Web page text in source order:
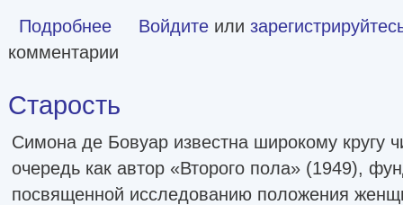
Подробнее о Основы социальной коммуникации. Лабиринты
Войдите или
комментарии
Старость
Симона де Бовуар известна широкому кругу
очередь как автор «Второго пола» (1949),
посвященной исследованию положения